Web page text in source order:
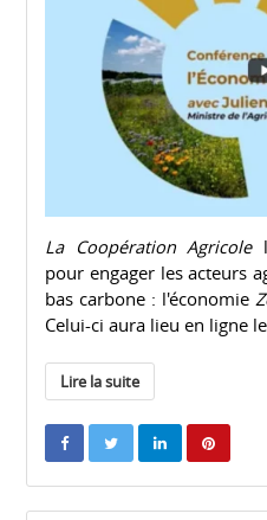
La Coopération Agricole
pour engager les acteurs
bas carbone : l'économie
Celui-ci aura lieu en ligne
Lire la suite